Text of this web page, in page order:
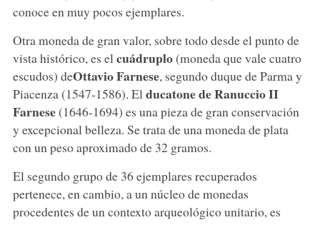
conoce en muy pocos ejemplares.
Otra moneda de gran valor, sobre todo desde el punto de
vista histórico, es el cuádruplo(moneda que vale cuatro
escudos) deOttavio Farnese, segundo duque de Parma y
Piacenza (1547-1586). El ducatonede Ranuccio II
Farnese(1646-1694) es una pieza de gran conservación
y excepcional belleza. Se trata de una moneda de plata
con un peso aproximado de 32 gramos.
El segundo grupo de 36 ejemplares recuperados
pertenece, en cambio, a un núcleo de monedas
procedentes de un contexto arqueológico unitario, es